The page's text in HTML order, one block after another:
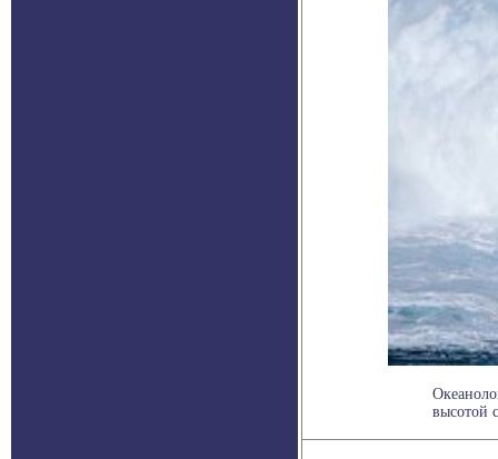
высотой